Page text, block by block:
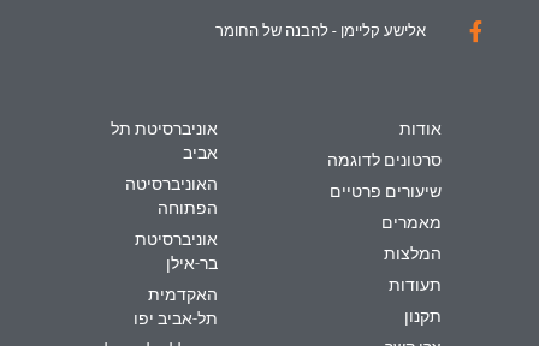
אלישע קליימן - להבנה של החומר
אודות
סרטונים לדוגמה
שיעורים פרטיים
מאמרים
המלצות
תעודות
תקנון
אוניברסיטת תל
אביב
האוניברסיטה
הפתוחה
אוניברסיטת
בר-אילן
האקדמית
תל-אביב יפו